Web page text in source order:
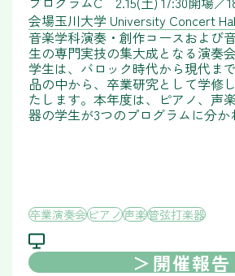
会場玉川大学 University Concert
音楽学科演奏・創作コースおよび
生の専門実技の集大成となる演奏
学生は、バロック時代から現代ま
品の中から、卒業研究として学修
たします。本年度は、ピアノ、声
器の学生が3つのプログラムに分か
卒業演奏会ピアノ声楽管弦打楽器
開催報告